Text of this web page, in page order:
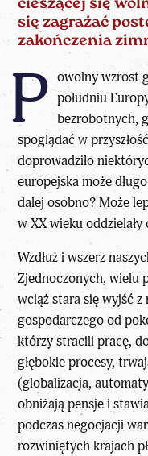
cieszącej się
się zagrażać
zakończenia
P owolny wzrost
południu
bezrobotnych,
spoglądać w
doprowadziło
europejska może
dalej osobno? Może
w XX wieku
Wzdłuż i wszerz
Zjednoczonych, wielu
wciąż stara się wyjść
gospodarczego od
którzy stracili pracę,
głębokie procesy,
(globalizacja,
obniżają pensje i
podczas negocjacji
rozwiniętych krajach